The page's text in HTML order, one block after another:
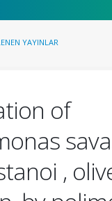
YAYINLAR
of
,